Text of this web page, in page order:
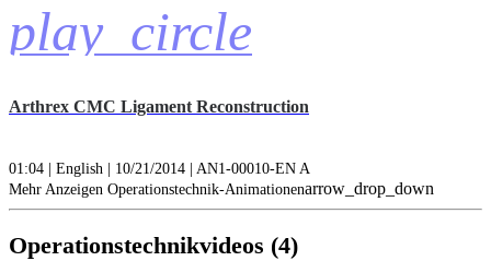
play_circle
Arthrex CMC Ligament Reconstruction
01:04 | English | 10/21/2014 | AN1-00010-EN A
Mehr Anzeigen Operationstechnik-Animationenarrow_drop_down
Operationstechnikvideos (4)